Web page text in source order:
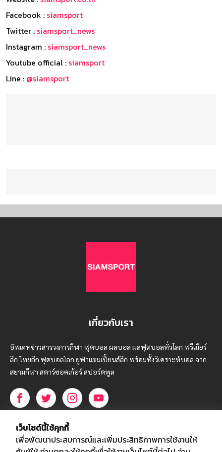
Facebook : siamsport
Twitter : siamsport_news
Instagram : siamsport_news
Youtube official : siamsport
Line : @siamsport
เกี่ยวกับเรา
อัพเดทข่าวสารวงการกีฬา ฟุตบอล ผลบอล ผลฟุตบอลทั่วโลก ฟรีเมียร์
ลีก ไทยลีก ฟุตบอลโลก ยูฟ่าแซมเปี้ยนส์ลีก พร้อมทั้งวิเคราะห์บอล จาก
สยามกีฬา สตาร์ชอคเก้อร์ สปอร์ตพูล
บริษัท สยามสปอร์ต ซินติเคท จำกัด (มหาชน)
เลขที่ 66/26 - 29 ซอยรามอินทรา 40
ถนนรามอินทรา แขวงนวลจันทร์
เว็บไซต์นี้ใช้คุกกี้
เพื่อพัฒนาประสบการณ์และเพิ่มประสิทธิภาพการใช้งานให้